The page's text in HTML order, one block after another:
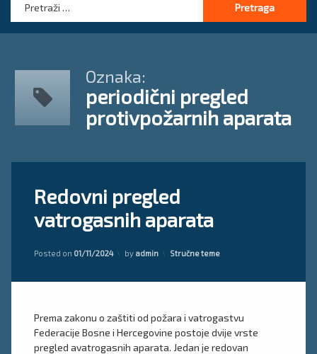
Oznaka:
periodični pregled
protivpožarnih aparata
Redovni pregled
vatrogasnih aparata
Posted on 01/11/2024 by admin Kategorije:
Stručne teme
Prema zakonu o zaštiti od požara i vatrogastvu
Federacije Bosne i Hercegovine postoje dvije vrste
pregled avatrogasnih aparata. Jedan je redovan
periodični
pregled
protivpožarnih
aparata
pregled
aparata
servis
aparata
komentar
on
Redovni
pregled
aparata